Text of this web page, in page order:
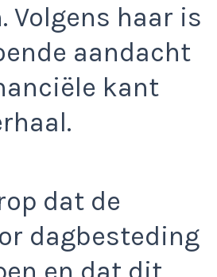
Volgens haar is
aandacht
kant
dat de
dagbesteding